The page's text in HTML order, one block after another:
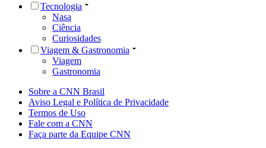
Tecnologia
Nasa
Ciência
Curiosidades
Viagem & Gastronomia
Viagem
Gastronomia
Sobre a CNN Brasil
Aviso Legal e Política de Privacidade
Termos de Uso
Fale com a CNN
Faça parte da Equipe CNN